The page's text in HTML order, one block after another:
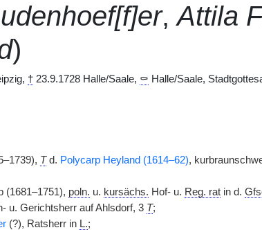
,Attila
)
†23.9.1728 Halle/Saale, ⚰ Halle/Saale,
Td. Polycarp Heyland (1614–62),
(1681–1751), poln. u. kursächs. Hof- u. Reg. ratin d.
u. Gerichtsherr auf Ahlsdorf, 3 T;
(?), Ratsherr in L.;